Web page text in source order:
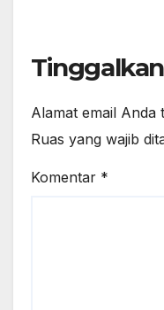
Alamat email Anda
Ruas yang wajib
Komentar *